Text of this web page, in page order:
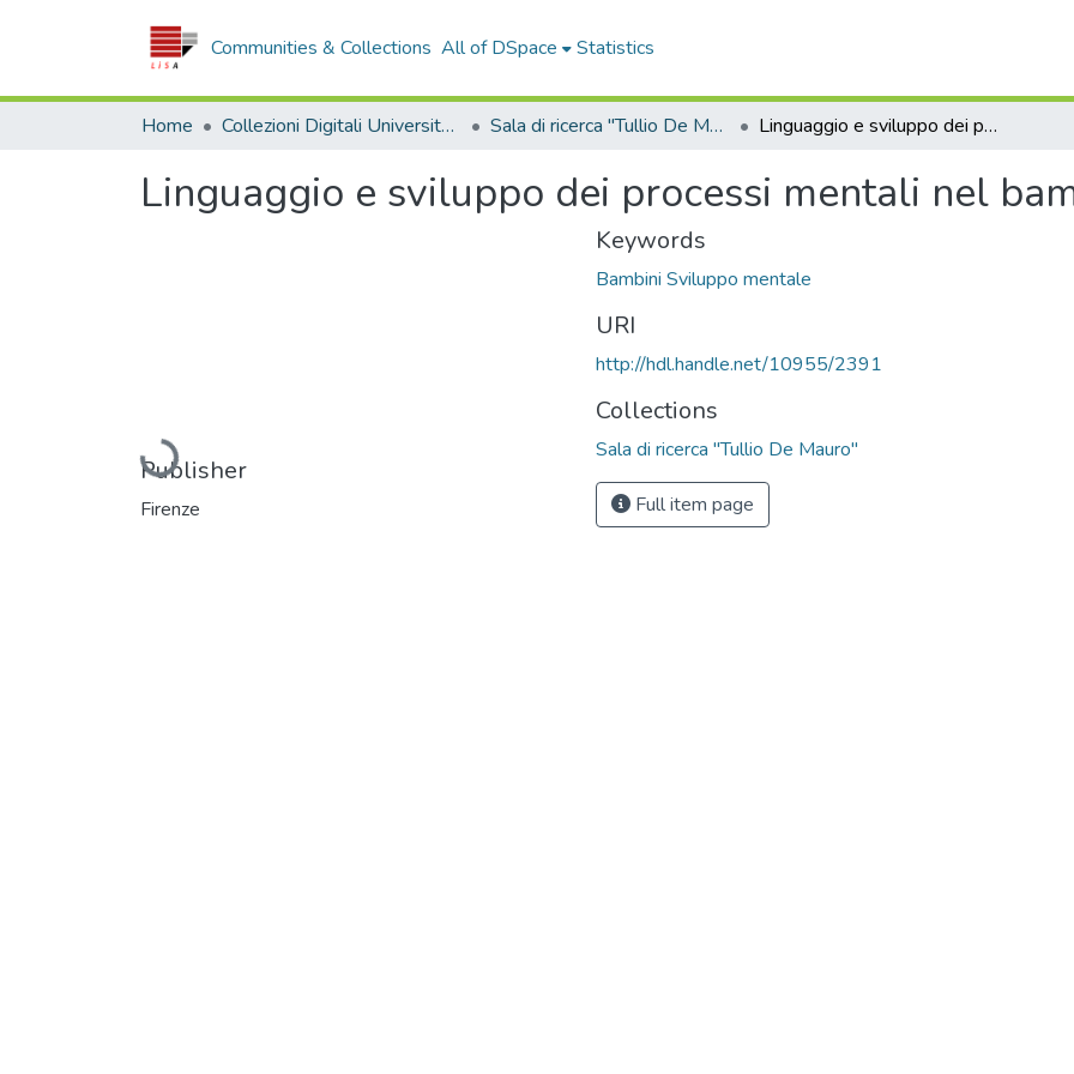
Communities & Collections All of DSpace Statistics
Home Collezioni Digitali Università della Calabria Sala di ricerca "Tullio De Mauro" Linguaggio e sviluppo dei processi mentali nel bambino
Linguaggio e sviluppo dei processi mentali nel
Loading...
Publisher
Firenze
Keywords
Bambini Sviluppo mentale
URI
http://hdl.handle.net/10955/2391
Collections
Sala di ricerca "Tullio De Mauro"
Full item page